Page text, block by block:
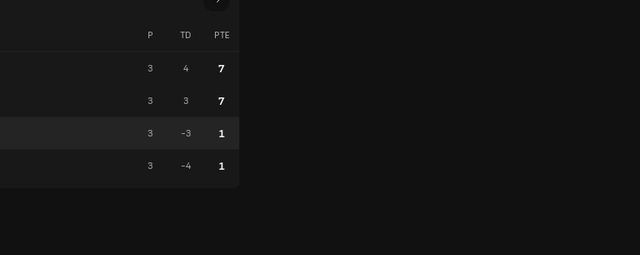
P TD PTE
3 4 7
3 3 7
3 -3 1
3 -4 1